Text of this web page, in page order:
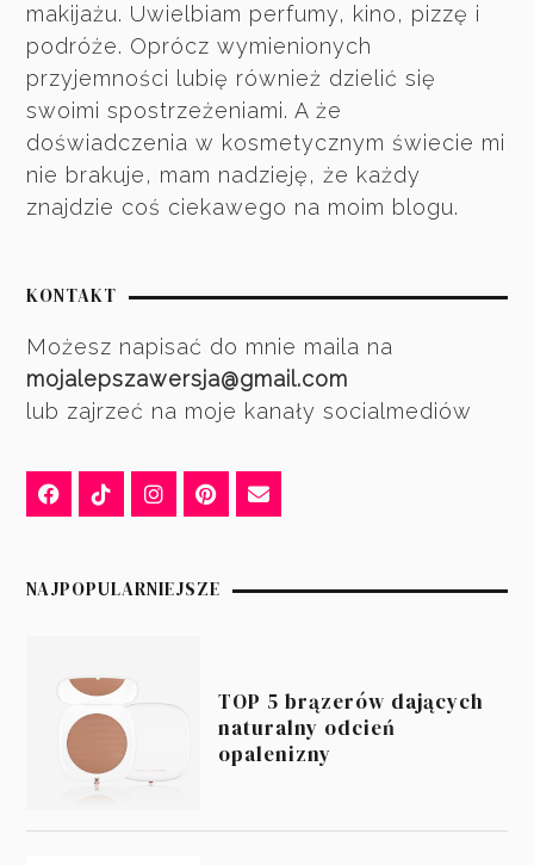
makijażu. Uwielbiam perfumy, kino, pizzę i
podróże. Oprócz wymienionych
przyjemności lubię również dzielić się
swoimi spostrzeżeniami. A że
doświadczenia w kosmetycznym świecie mi
nie brakuje, mam nadzieję, że każdy
znajdzie coś ciekawego na moim blogu.
KONTAKT
Możesz napisać do mnie maila na
mojalepszawersja@gmail.com
lub zajrzeć na moje kanały socialmediów
NAJPOPULARNIEJSZE
TOP 5 brązerów dających
naturalny odcień
opalenizny